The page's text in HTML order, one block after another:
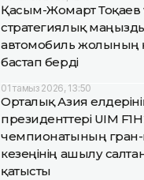
Қасым-Жомарт
стратегиялық
автомобиль
бастап берді
01 тамыз 2026, 13:50
Орталық Азия
президенттері UIM
чемпионатының
кезеңінің ашылу
қатысты